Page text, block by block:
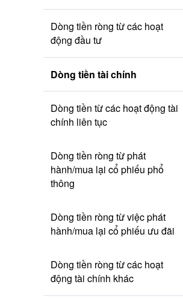
Dòng tiền ròng từ các hoạt
động đầu tư
Dòng tiền tài chính
Dòng tiền từ các hoạt động tài
chính liên tục
Dòng tiền ròng từ phát
hành/mua lại cổ phiếu phổ
thông
Dòng tiền ròng từ việc phát
hành/mua lại cổ phiếu ưu đãi
Dòng tiền ròng từ các hoạt
động tài chính khác